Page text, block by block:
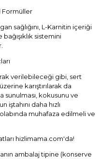
Formüller
sağlığını, L-Karnitin içeriği
sistemini
verilebileceği gibi, sert
karıştırılarak da
sunulması, kokusunu ve
daha hızlı
muhafaza edilmeli ve
hizlimama.com'da!
ambalaj tipine (konserve